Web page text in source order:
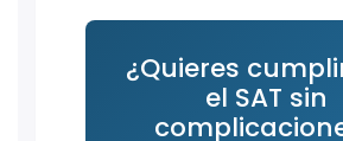
¿Quieres
el SAT sin